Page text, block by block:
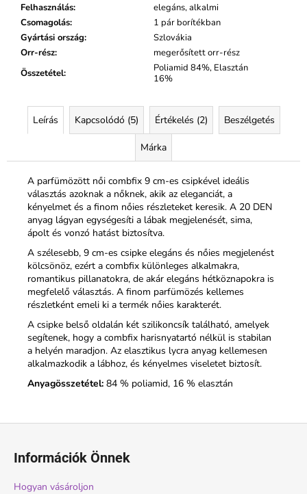
Felhasználás:
elegáns, alkalmi
Csomagolás:
1 pár borítékban
Gyártási ország:
Szlovákia
Orr-rész:
megerősített orr-rész
Összetétel:
Poliamid 84%, Elasztán
16%
Leírás Kapcsolódó (5) Értékelés (2) Beszélgetés
Márka
A parfümözött női combfix 9 cm-es csipkével ideális
választás azoknak a nőknek, akik az eleganciát, a
kényelmet és a finom nőies részleteket keresik. A 20 DEN
anyag lágyan egységesíti a lábak megjelenését, sima,
ápolt és vonzó hatást biztosítva.
A szélesebb, 9 cm-es csipke elegáns és nőies megjelenést
kölcsönöz, ezért a combfix különleges alkalmakra,
romantikus pillanatokra, de akár elegáns hétköznapokra is
megfelelő választás. A finom parfümözés kellemes
részletként emeli ki a termék nőies karakterét.
A csipke belső oldalán két szilikoncsík található, amelyek
segítenek, hogy a combfix harisnyatartó nélkül is stabilan
a helyén maradjon. Az elasztikus lycra anyag kellemesen
alkalmazkodik a lábhoz, és kényelmes viseletet biztosít.
Anyagösszetétel: 84 % poliamid, 16 % elasztán
Információk Önnek
Hogyan vásároljon